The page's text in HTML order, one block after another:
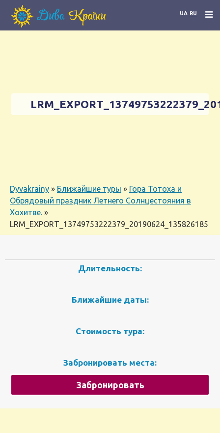
UA RU
Dyvakrainy » Ближайшие туры » Гора Тотоха и
Обрядовый праздник Летнего Солнцестояния в
Хохитве. »
LRM_EXPORT_13749753222379_20190624_135826185
Длительность:
Ближайшие даты:
Стоимость тура:
Забронировать места:
Забронировать